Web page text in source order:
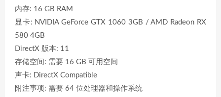
内存: 16 GB RAM
显卡: NVIDIA GeForce GTX 1060 3GB / AMD Radeon RX
580 4GB
DirectX 版本: 11
存储空间: 需要 16 GB 可用空间
声卡: DirectX Compatible
附注事项: 需要 64 位处理器和操作系统